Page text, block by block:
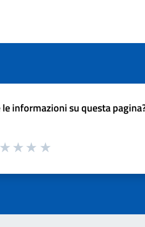
informazioni su questa